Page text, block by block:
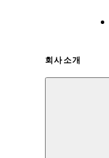
회사소개